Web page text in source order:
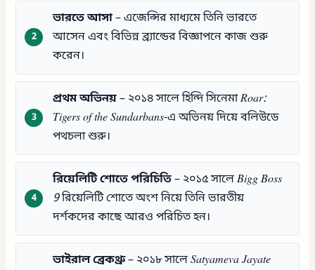
ভারতে আসা– এজেন্সির মাধ্যমে তিনি ভারতে
আসেন এবং বিভিন্ন ব্র্যান্ডের বিজ্ঞাপনে কাজ শুরু
করেন।
প্রথম অভিনয়– ২০১৪ সালে হিন্দি সিনেমাRoar:
Tigers of the Sundarbans-এ অভিনয় দিয়ে বলিউডে
পথচলা শুরু।
রিয়েলিটি শোতে পরিচিতি– ২০১৫ সালেBigg Boss
9রিয়েলিটি শোতে অংশ নিয়ে তিনি ভারতীয়
দর্শকদের কাছে আরও পরিচিত হন।
ভাইরাল ব্রেকথ্রু– ২০১৮ সালেSatyameva Jayate